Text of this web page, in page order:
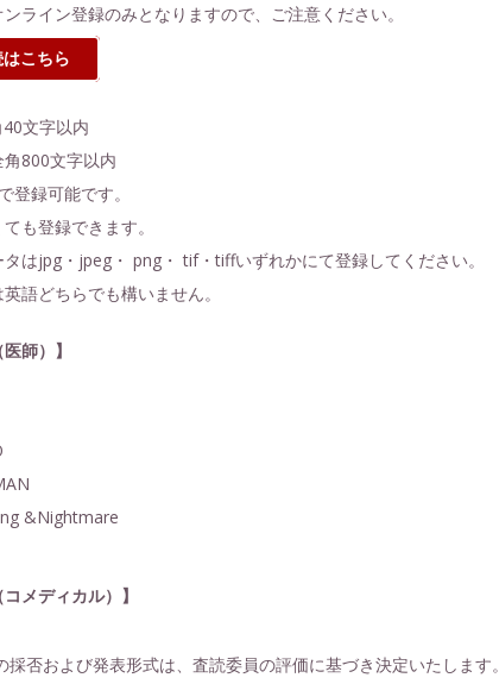
ライン登録のみとなりますので、ご注意ください。
こちら
文字以内
800文字以内
登録可能です。
も登録できます。
はjpg・jpeg・ png・ tif・tiffいずれかにて登録してください。
語どちらでも構いません。
師）】
&Nightmare
コメディカル）】
否および発表形式は、査読委員の評価に基づき決定いたします。